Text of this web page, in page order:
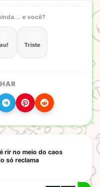
e você?
Triste
rir no meio do caos
só reclama